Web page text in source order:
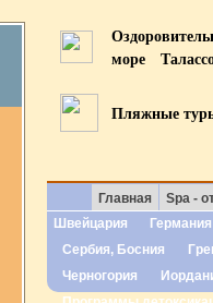
море
Пляжные
Главная
Spa -
Швейцария
Германия
Сербия, Босния
Черногория